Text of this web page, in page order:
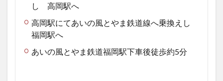
し 高岡駅へ
高岡駅にてあいの風とやま鉄道線へ乗換えし
福岡駅へ
あいの風とやま鉄道福岡駅下車後徒歩約5分